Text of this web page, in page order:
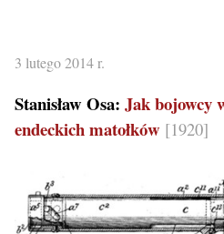
3 lutego 2014 r.
Stanisław Osa: Jak bojowcy
endeckich matołków [1920]